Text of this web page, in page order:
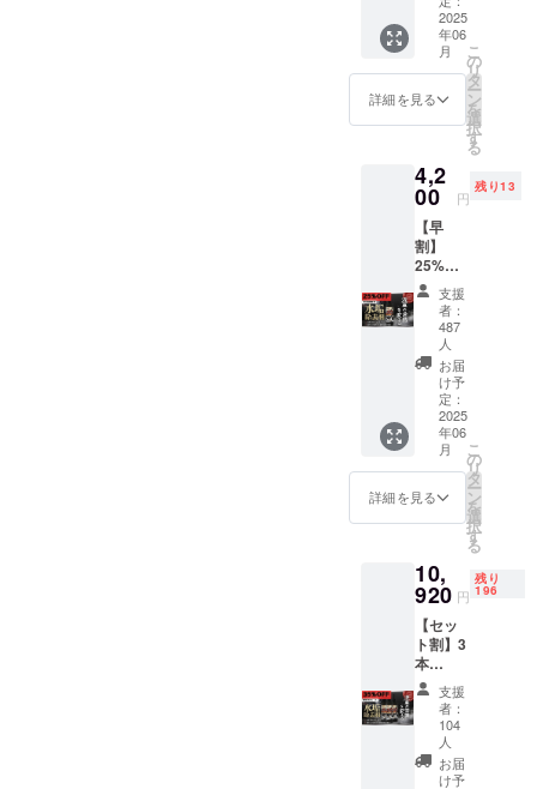
60
58
L
78
62
XL
80
64
61
25
みを使
う事が
ほとん
どです
店の
「徹底
極端の
アルカ
リ洗剤
と酸性
洗剤を
使って
徹底的
に「細
部に至
るま
で」汚
れの除
去を行
うので
す！ 仕
級カル
ナバ
含む天
然ワッ
クスで
丁寧に
仕上げ
ます。
通常洗
車とは
全く別
次元の
仕上が
りを是
チ） ・
専用ゴ
ム手
袋 2
枚
オリジ
ナルス
カー 1
枚（10
センチ
×3.5セ
ンチ）
・ブラ
シ 1本
※デザイ
ンや色
味が変
更にな
る場合
ござい
ケール
除去
剤 1本
・オリ
ジナル
バッグ
（ロゴ
ン入
り） 1
個
（W30
センチ
×D10セ
ンチ
×H21セ
ンチ）
・塗り
込み用
専用ク
ロス 2
枚
（22セ
ンチ×22
セン
チ） ・
クロ
ス 2
（35セ
ンチ×35
セン
チ） ・
専用ゴ
ム手
袋 2
枚
2025
年06
月
詳細を見る
こ
の
リ
タ
ー
ン
を
選
択
す
る
4,2
00 円
残り13
【早
割】
25%OF
F（限定
500名
様） セ
ンス
アール
「水垢
除去剤
300ml
」×1 定
価5,600
円（税
込）
支援
者：
487
人
お届
け予
定：
2025
年06
月
詳細を見る
こ
の
リ
タ
ー
ン
を
選
択
す
る
10,
920 円
残り
196
【セッ
ト割】3
本
35%OF
F（限定
300セッ
ト ） セ
ンス
アール
支援
者：
104
人
お届
け予